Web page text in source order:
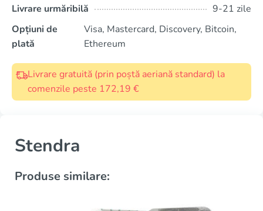
Livrare urmăribilă
9-21 zile
Opțiuni de
plată
Visa, Mastercard, Discovery, Bitcoin,
Ethereum
Livrare gratuită (prin poștă aeriană standard) la
comenzile peste 172,19 €
Stendra
Produse similare: